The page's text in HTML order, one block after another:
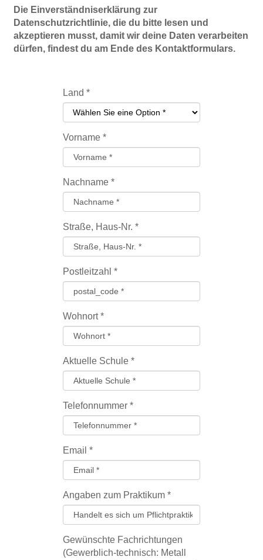
Die Einverständniserklärung zur
Datenschutzrichtlinie, die du bitte lesen und
akzeptieren musst, damit wir deine Daten verarbeiten
dürfen, findest du am Ende des Kontaktformulars.
Land *
Vorname *
Nachname *
Straße, Haus-Nr. *
Postleitzahl *
Wohnort*
Aktuelle Schule *
Telefonnummer *
Email *
Angaben zum Praktikum *
Gewünschte Fachrichtungen
(Gewerblich-technisch: Metall